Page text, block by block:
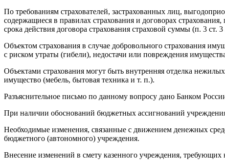
По требованиям страхователей, застрахованных лиц,
содержащиеся в правилах страхования и договорах
срока действия договора страхования страховой суммы (п. 3 ст.
Объектом страхования в случае добровольного страхования
с риском утраты (гибели), недостачи или повреждения
Объектами страхования могут быть внутренняя отделка
имущество (мебель, бытовая техника и т. п.).
Разъяснительное письмо по данному вопросу дано Банком
При наличии обоснований бюджетных ассигнований
Необходимые изменения, связанные с движением денежных
бюджетного (автономного) учреждения.
Внесение изменений в смету казенного учреждения, требующих